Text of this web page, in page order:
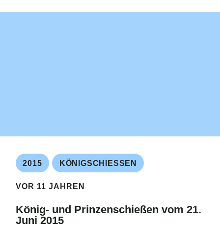
2015 KÖNIGSCHIESSEN
VOR 11 JAHREN
König- und Prinzenschießen vom 21.
Juni 2015